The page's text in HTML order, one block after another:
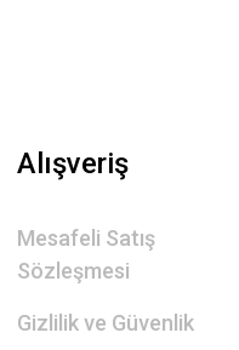
Alışveriş
Mesafeli Satış
Sözleşmesi
Gizlilik ve Güvenlik